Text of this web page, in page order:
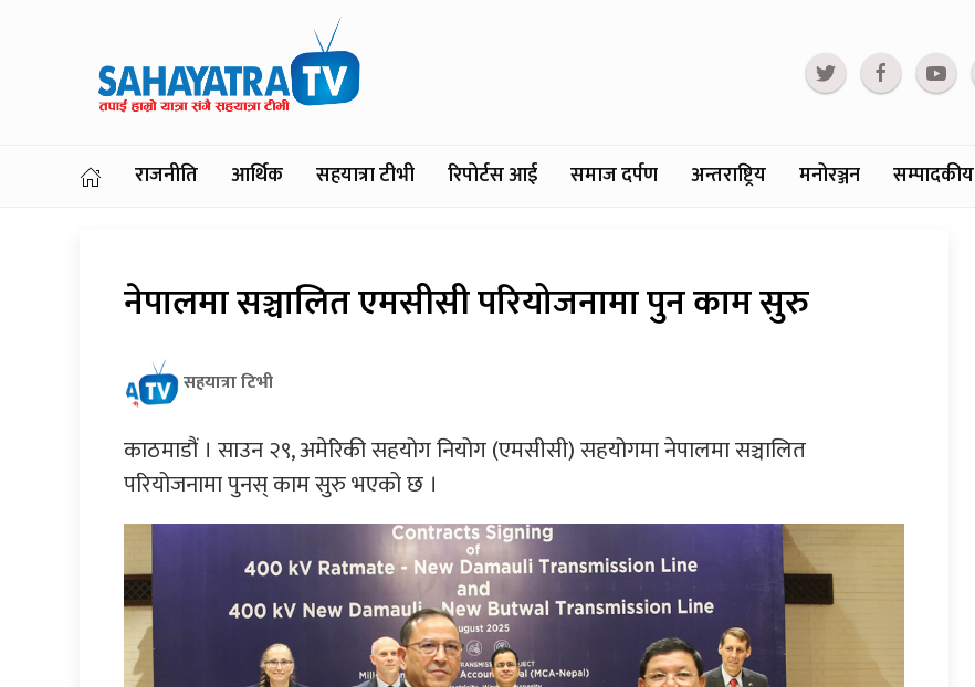
राजनीति आर्थिक सहयात्रा टीभी रिपोर्टस आई समाज दर्पण अन्तराष्ट्रिय मनोरञ्जन सम्पादकीय
नेपालमा सञ्चालित एमसीसी परियोजनामा पुन काम सुरु
सहयात्रा टिभी
काठमाडौं । साउन २९, अमेरिकी सहयोग नियोग (एमसीसी) सहयोगमा नेपालमा सञ्चालित
परियोजनामा पुनस् काम सुरु भएको छ ।